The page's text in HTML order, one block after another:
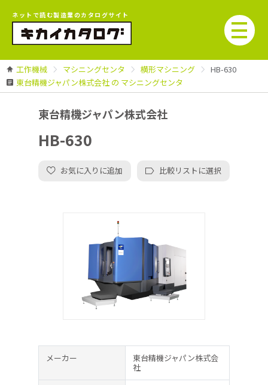
ネットで読む製造業のカタログサイト
工作機械 マシニングセンタ 横形マシニング
HB-630
東台精機ジャパン株式会社 の マシニングセンタ
東台精機ジャパン株式会社
HB-630
お気に入りに追加 比較リストに選択
メーカー
東台精機ジャパン株式会
社